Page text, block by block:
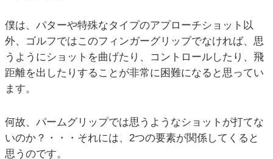
僕は、パターや特殊なタイプのアプローチショット以
外、ゴルフではこのフィンガーグリップでなければ、思
うようにショットを曲げたり、コントロールしたり、飛
距離を出したりすることが非常に困難になると思ってい
ます。
何故、パームグリップでは思うようなショットが打てな
いのか？・・・それには、2つの要素が関係してくると
思うのです。